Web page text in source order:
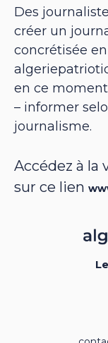
Des
créer un
concrétisée
en ce
– informer
journalisme.
Accédez à la
sur ce lien